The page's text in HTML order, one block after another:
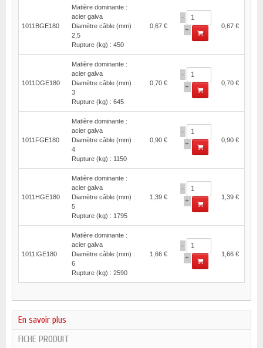
1011BGE180
Matière dominante :
acier galva
Diamètre câble (mm) :
2,5
Rupture (kg) : 450
0,67 €
-
+
0,67 €
1011DGE180
Matière dominante :
acier galva
Diamètre câble (mm) :
3
Rupture (kg) : 645
0,70 €
-
+
0,70 €
1011FGE180
Matière dominante :
acier galva
Diamètre câble (mm) :
4
Rupture (kg) : 1150
0,90 €
-
+
0,90 €
1011HGE180
Matière dominante :
acier galva
Diamètre câble (mm) :
5
Rupture (kg) : 1795
1,39 €
-
+
1,39 €
1011IGE180
Matière dominante :
acier galva
Diamètre câble (mm) :
6
Rupture (kg) : 2590
1,66 €
-
+
1,66 €
En savoir plus
FICHE PRODUIT